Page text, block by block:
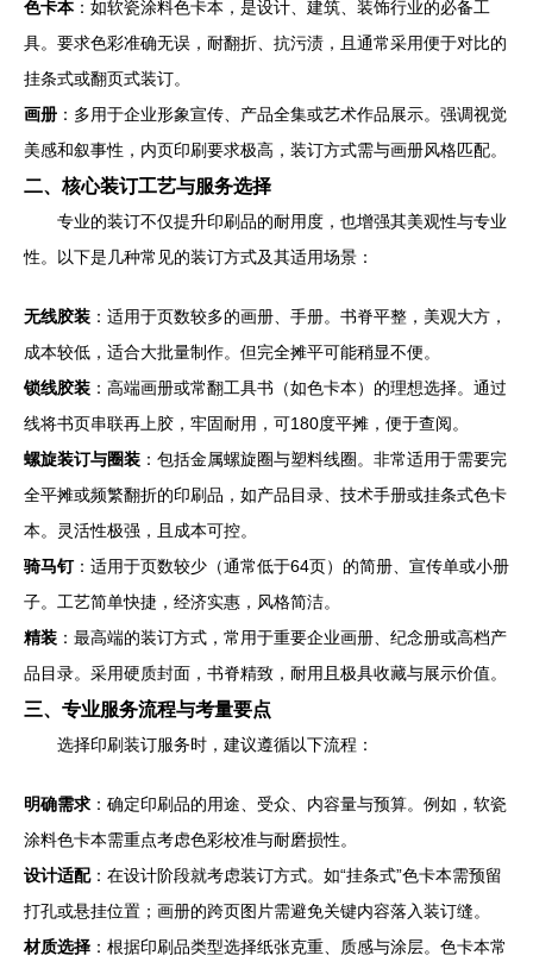
色卡本：如软瓷涂料色卡本，是设计、建筑、装饰行业的必备工
具。要求色彩准确无误，耐翻折、抗污渍，且通常采用便于对比的
挂条式或翻页式装订。
画册 ：多用于企业形象宣传、产品全集或艺术作品展示。强调视觉
美感和叙事性，内页印刷要求极高，装订方式需与画册风格匹配。
二、核心装订工艺与服务选择
专业的装订不仅提升印刷品的耐用度，也增强其美观性与专业
性。以下是几种常见的装订方式及其适用场景：
无线胶装 ：适用于页数较多的画册、手册。书脊平整，美观大方，
成本较低，适合大批量制作。但完全摊平可能稍显不便。
锁线胶装 ：高端画册或常翻工具书（如色卡本）的理想选择。通过
线将书页串联再上胶，牢固耐用，可180度平摊，便于查阅。
螺旋装订与圈装 ：包括金属螺旋圈与塑料线圈。非常适用于需要完
全平摊或频繁翻折的印刷品，如产品目录、技术手册或挂条式色卡
本。灵活性极强，且成本可控。
骑马钉：适用于页数较少（通常低于64页）的简册、宣传单或小册
子。工艺简单快捷，经济实惠，风格简洁。
精装 ：最高端的装订方式，常用于重要企业画册、纪念册或高档产
品目录。采用硬质封面，书脊精致，耐用且极具收藏与展示价值。
三、专业服务流程与考量要点
选择印刷装订服务时，建议遵循以下流程：
明确需求 ：确定印刷品的用途、受众、内容量与预算。例如，软瓷
涂料色卡本需重点考虑色彩校准与耐磨损性。
设计适配：在设计阶段就考虑装订方式。如“挂条式”色卡本需预留
打孔或悬挂位置；画册的跨页图片需避免关键内容落入装订缝。
材质选择 ：根据印刷品类型选择纸张克重、质感与涂层。色卡本常